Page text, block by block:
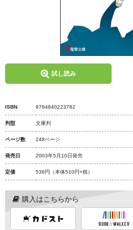
試し読み
ISBN 9784840223782
判型 文庫判
ページ数 248ページ
発売日 2003年5月10日発売
定価 536円 （本体510円+税）
購入はこちらから